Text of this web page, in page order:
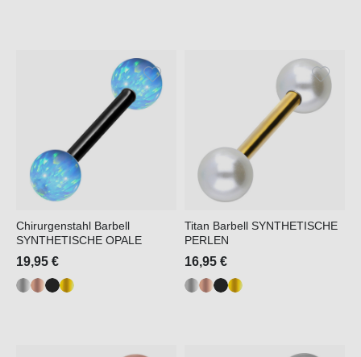
Chirurgenstahl Barbell
SYNTHETISCHE OPALE
19,95 €
Titan Barbell SYNTHETISCHE
PERLEN
16,95 €